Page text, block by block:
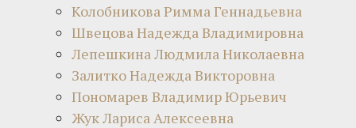
Колобникова Римма Геннадьевна
Швецова Надежда Владимировна
Лепешкина Людмила Николаевна
Залитко Надежда Викторовна
Пономарев Владимир Юрьевич
Жук Лариса Алексеевна